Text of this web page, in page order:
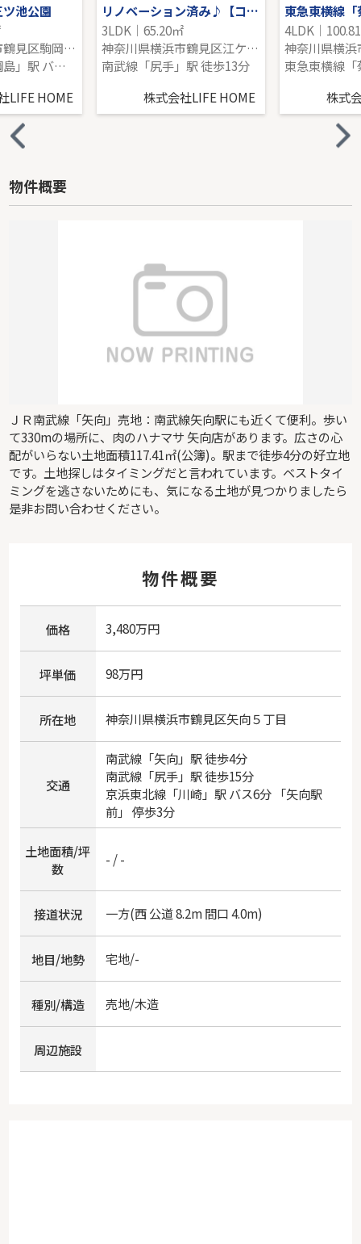
池公園
神奈川県横浜市鶴見区駒岡１丁目
東急東横線「綱島」駅 バス9分 「駒岡不動尊前」 停歩7分
LIFE HOME
リノベーション済み♪【コスモハイセレナYOKOHAMAEAST】
3LDK｜65.20㎡
神奈川県横浜市鶴見区江ケ崎町
南武線「尻手」駅 徒歩13分
株式会社LIFE HOME
4LDK｜
株式
物件概要
ＪＲ南武線「矢向」売地：南武線矢向駅にも近くて便利。歩い
て330mの場所に、肉のハナマサ 矢向店があります。広さの心
配がいらない土地面積117.41㎡(公簿)。駅まで徒歩4分の好立地
です。土地探しはタイミングだと言われています。ベストタイ
ミングを逃さないためにも、気になる土地が見つかりましたら
是非お問い合わせください。
物件概要
価格 3,480万円
坪単価 98万円
所在地 神奈川県横浜市鶴見区矢向５丁目
交通
南武線「矢向」駅 徒歩4分
南武線「尻手」駅 徒歩15分
京浜東北線「川崎」駅 バス6分 「矢向駅
前」 停歩3分
土地面積/坪
数
- / -
接道状況 一方(西 公道 8.2m 間口 4.0m)
地目/地勢 宅地/-
種別/構造 売地/木造
周辺施設